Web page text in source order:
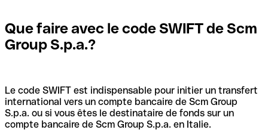
Que faire avec le code SWIFT de Scm
Group S.p.a.?
Le code SWIFT est indispensable pour initier un transfert
international vers un compte bancaire de Scm Group
S.p.a. ou si vous êtes le destinataire de fonds sur un
compte bancaire de Scm Group S.p.a. en Italie.